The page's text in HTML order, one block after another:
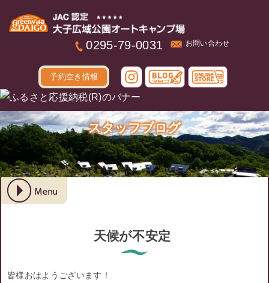
0295-79-0031 お問い合わせ
予約空き情報
スタッフブログ
天候が不安定
皆様おはようございます！